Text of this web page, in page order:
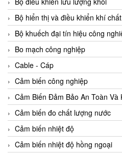
Agate Vietnam
AGR International Vietnam
Aichi Tokei Denki Vietnam
Aii Vietnam
AIKOH
AINUO Vietnam
AIR MAJOR
Aira Euro Automation
Airtac Vietnam
Bộ hiển thị và điều khiển khí chất
Bộ khuếch đại tín hiệu công
Bo mạch công nghiệp
Cable - Cáp
Cảm biến công nghiệp
Cảm Biến Đảm Bảo An Toàn
Cảm biến đo chất lượng nước
Cảm biến nhiệt độ
Cảm biến nhiệt độ hồng ngoại